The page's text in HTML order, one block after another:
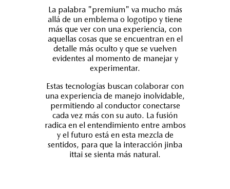
La palabra "premium" va mucho más
allá de un emblema o logotipo y tiene
más que ver con una experiencia, con
aquellas cosas que se encuentran en el
detalle más oculto y que se vuelven
evidentes al momento de manejar y
experimentar.
Estas tecnologías buscan colaborar con
una experiencia de manejo inolvidable,
permitiendo al conductor conectarse
cada vez más con su auto. La fusión
radica en el entendimiento entre ambos
y el futuro está en esta mezcla de
sentidos, para que la interacción jinba
ittai se sienta más natural.